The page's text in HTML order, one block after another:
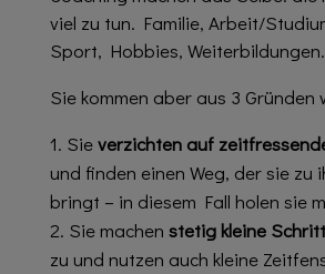
viel zu tun. Familie, Arbeit/
Sport, Hobbies,
Sie kommen aber aus 3 Gründen
Sieverzichten auf
und finden einen Weg, der sie zu
bringt – in diesem Fall holen sie
Sie machen stetig kleine
zu und nutzen auch kleine